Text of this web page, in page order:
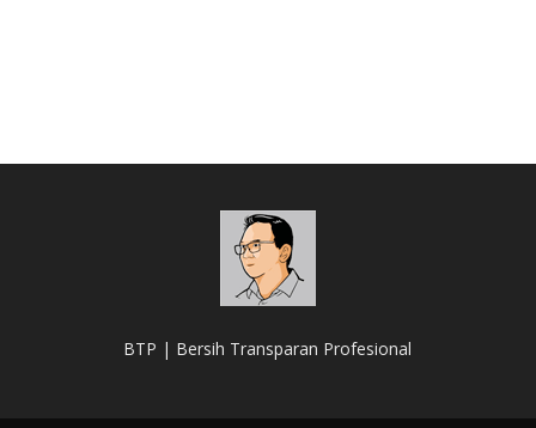
BTP | Bersih Transparan Profesional